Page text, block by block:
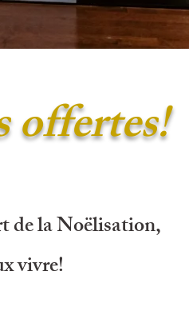
offertes!
de la Noëlisation,
vivre!